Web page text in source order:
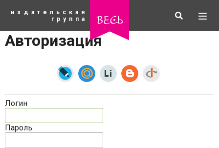
основному
издательская
группа
весь Искать
Авторизация
Логин
Пароль